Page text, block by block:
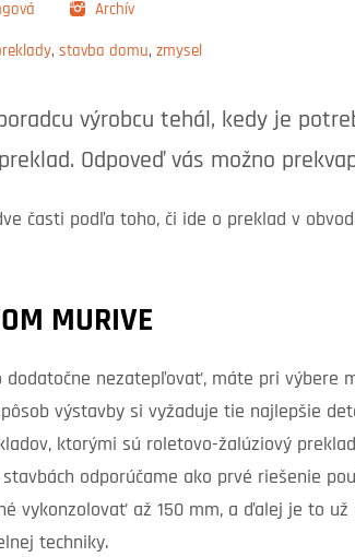
Archív
, stavba domu, zmysel
výrobcu tehál, kedy je
Odpoveď vás možno
časti podľa toho, či ide o preklad v
MURIVE
dodatočne nezatepľovať, máte pri výbere
výstavby si vyžaduje tie najlepšie
ktorými sú roletovo-žalúziový
odporúčame ako prvé riešenie
vykonzolovať až 150 mm, a ďalej je to
techniky.